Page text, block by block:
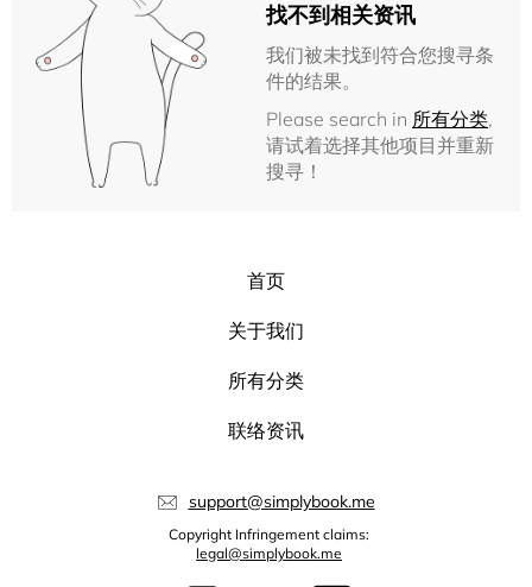
找不到相关资讯
我们被未找到符合您搜寻条
件的结果。
Please search in 所有分类,
请试着选择其他项目并重新
搜寻！
首页
关于我们
所有分类
联络资讯
support@simplybook.me
Copyright Infringement claims:
legal@simplybook.me